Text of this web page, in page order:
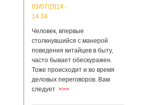
03/07/2014 -
14:34
Человек, впервые
столкнувшийся с манерой
поведения китайцев в быту,
часто бывает обескуражен.
Тоже происходит и во время
деловых переговоров. Вам
следует >>>